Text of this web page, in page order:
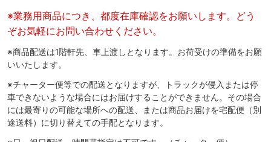
※業務用商品につき、都度在庫確認をお願いします。どう
ぞお気軽にお問い合わせください。
※商品配送は1階軒先、車上渡しとなります。お荷受けの準備をお願
いいたします。
※チャーター便等での配送となりますが、トラックが侵入または停
車できないような場合にはお届けすることができません。その場合
には最寄りの可能な場所への配送、または商品お届けを宅配便（別
途送料）に切り替えての手配となります。